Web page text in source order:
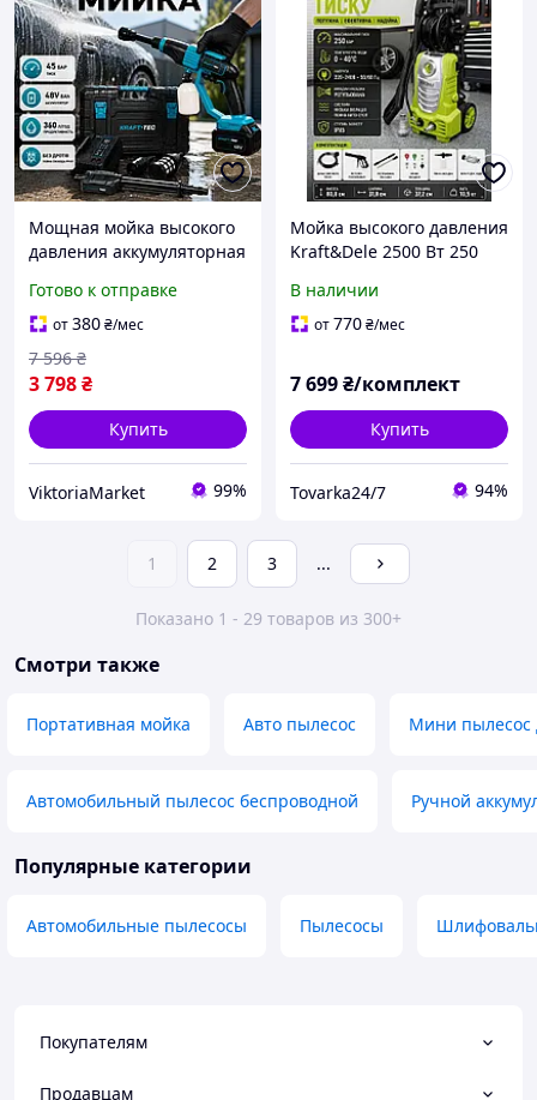
Мощная мойка высокого
давления аккумуляторная
Апараты для мытья
машин дома
Аккумуляторная
беспроводная мойка
Готово к отправке
от380₴/мес
3 798₴
7 596 ₴
Купить
ViktoriaMarket 99%
Мойка высокого давления
Kraft&Dele 2500 Вт 250
для авто, аппарат
высокого давления для
В наличии
от770₴/мес
7 699₴/комплект
Купить
Tovarka24/7 94%
1 2 3 ...
Показано 1 - 29 товаров из 300+
Смотри также
Портативная мойка Авто пылесос Мини
Автомобильный пылесос беспроводной Ручной
Популярные категории
Автомобильные пылесосы Пылесосы
Покупателям
Продавцам